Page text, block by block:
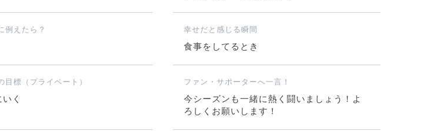
例えたら？ 幸せだと感じる瞬間
食事をしてるとき
目標（プライベート）
く
ファン・サポーターへ一言！
今シーズンも一緒に熱く闘いましょう！よ
ろしくお願いします！